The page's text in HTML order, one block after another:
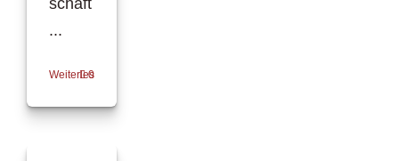
...
Weiterlesen
0